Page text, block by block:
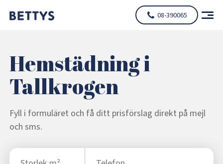
08-390065
Hemstädning i
Tallkrogen
Fyll i formuläret och få ditt prisförslag direkt på mejl
och sms.